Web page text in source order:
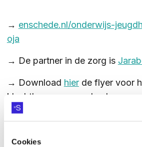
Cookies
→ enschede.nl/onderwijs-
oja
→ De partner in de zorg is
→ Download hierde flyer voor
klachtbezwaar van Jarabee.